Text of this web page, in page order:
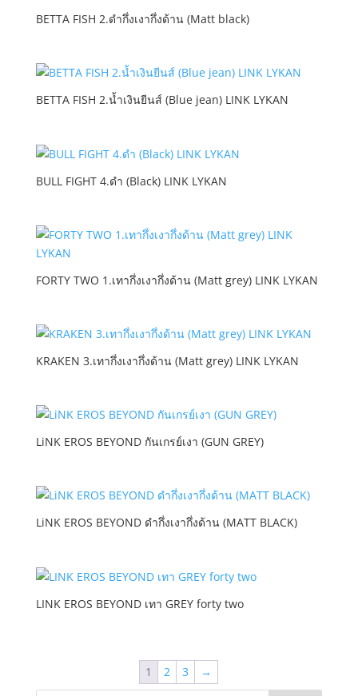
BETTA FISH 2.ดำกึ่งเงากึ่งด้าน (Matt black)
BETTA FISH 2.น้ำเงินยีนส์ (Blue jean) LINK LYKAN
BULL FIGHT 4.ดำ (Black) LINK LYKAN
FORTY TWO 1.เทากึ่งเงากึ่งด้าน (Matt grey) LINK LYKAN
KRAKEN 3.เทากึ่งเงากึ่งด้าน (Matt grey) LINK LYKAN
LiNK EROS BEYOND กันเกรย์เงา (GUN GREY)
LiNK EROS BEYOND ดำกึ่งเงากึ่งด้าน (MATT BLACK)
LINK EROS BEYOND เทา GREY forty two
1 2 3 →